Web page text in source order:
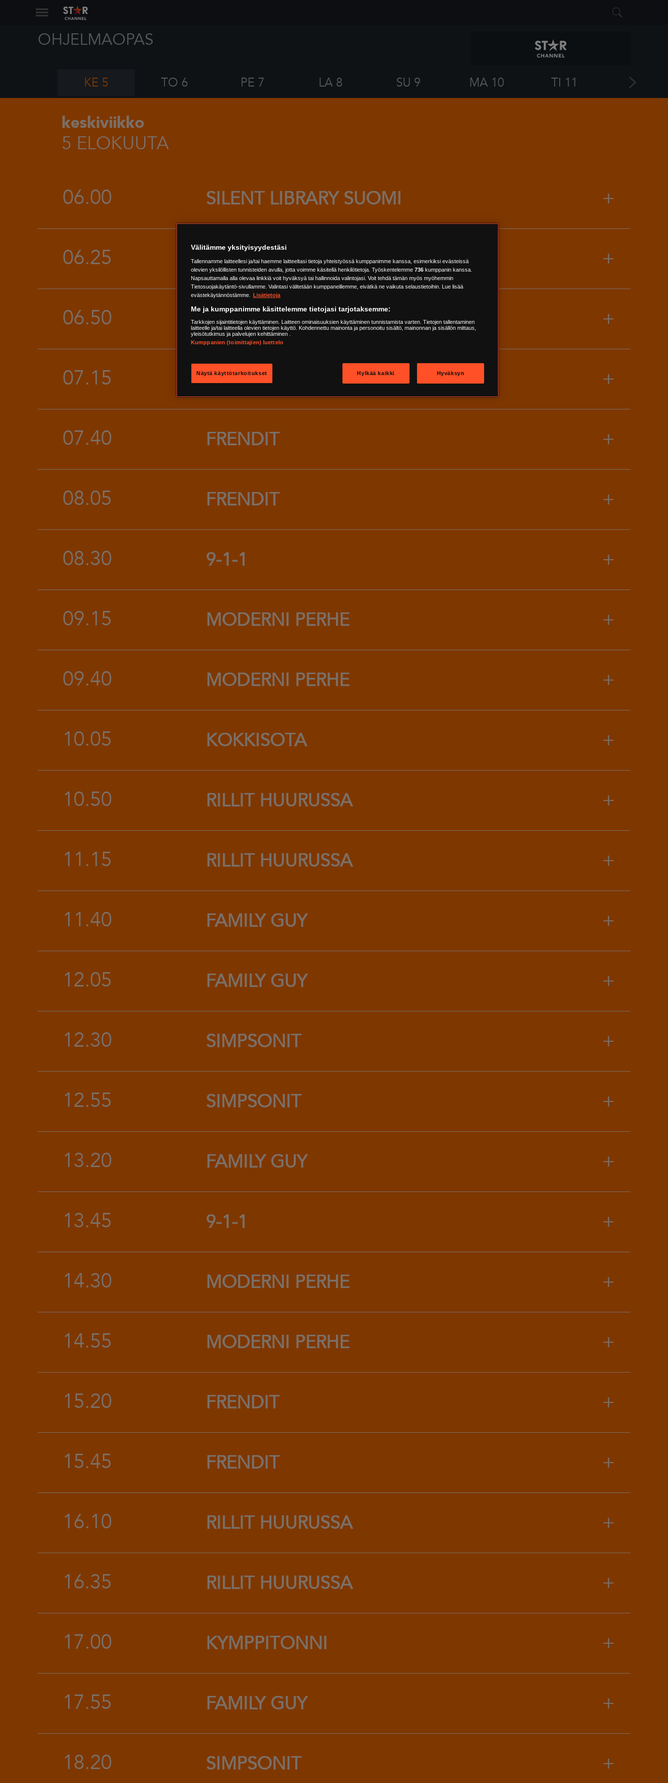
OHJELMAOPAS
KE 5 TO 6 PE 7 LA 8 SU 9 MA 10 TI 11 KE 12
keskiviikko
5 ELOKUUTA
06.00 SILENT LIBRARY SUOMI +
06.25 SILENT LIBRARY SUOMI +
06.50 LAPIN POLIISIT +
07.15 LAPIN POLIISIT +
07.40 FRENDIT +
08.05 FRENDIT +
08.30 9-1-1 +
09.15 MODERNI PERHE +
09.40 MODERNI PERHE +
10.05 KOKKISOTA +
10.50 RILLIT HUURUSSA +
11.15 RILLIT HUURUSSA +
11.40 FAMILY GUY +
12.05 FAMILY GUY +
12.30 SIMPSONIT +
12.55 SIMPSONIT +
13.20 FAMILY GUY +
13.45 9-1-1 +
14.30 MODERNI PERHE +
14.55 MODERNI PERHE +
15.20 FRENDIT +
15.45 FRENDIT +
16.10 RILLIT HUURUSSA +
16.35 RILLIT HUURUSSA +
17.00 KYMPPITONNI +
17.55 FAMILY GUY +
18.20 SIMPSONIT +
Välitämme yksityisyydestäsi
Tallennamme laitteellesi ja/tai haemme laitteeltasi tietoja yhteistyössä kumppanimme kanssa, esimerkiksi evästeissä
olevien yksilöllisten tunnisteiden avulla, jotta voimme käsitellä henkilötietoja. Työskentelemme 736 kumppanin kanssa.
Napsauttamalla alla olevaa linkkiä voit hyväksyä tai hallinnoida valintojasi. Voit tehdä tämän myös myöhemmin
Tietosuojakäytäntö-sivullamme. Valintasi välitetään kumppaneillemme, eivätkä ne vaikuta selaustietoihin. Lue lisää
evästekäytännöstämme.
Lisätietoja
Me ja kumppanimme käsittelemme tietojasi tarjotaksemme:
Tarkkojen sijaintitietojen käyttäminen. Laitteen ominaisuuksien käyttäminen tunnistamista varten. Tietojen tallentaminen
laitteelle ja/tai laitteella olevien tietojen käyttö. Kohdennettu mainonta ja personoitu sisältö, mainonnan ja sisällön mittaus,
yleisötutkimus ja palvelujen kehittäminen .
Kumppanien (toimittajien) luettelo
Näytä käyttötarkoitukset Hylkää kaikki Hyväksyn